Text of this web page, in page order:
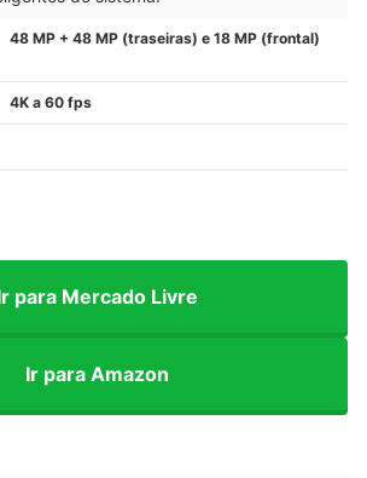
48 MP + 48 MP (traseiras) e 18 MP (frontal)
4K a 60 fps
para Mercado Livre
Ir para Amazon